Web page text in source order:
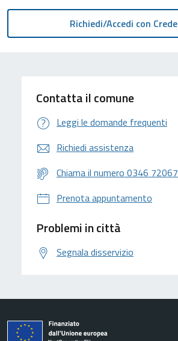
Contatta il comune
Leggi le domande frequenti
Richiedi assistenza
Chiama il numero 0346 72067
Prenota appuntamento
Problemi in città
Segnala disservizio